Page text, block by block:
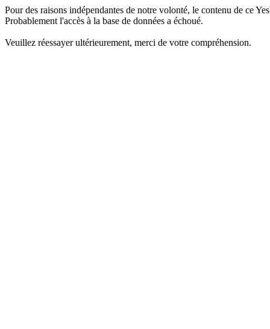
Pour des raisons indépendantes de notre volonté, le contenu de ce
Probablement l'accès à la base de données a échoué.
Veuillez réessayer ultérieurement, merci de votre compréhension.